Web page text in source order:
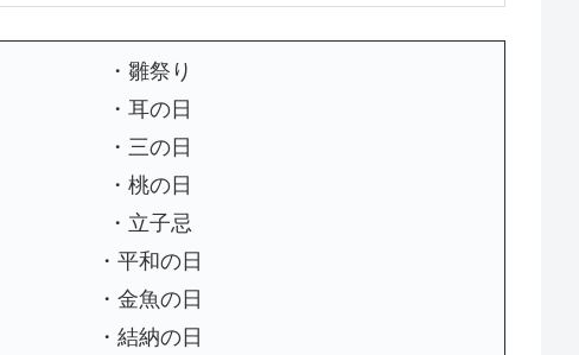
・雛祭り
・耳の日
・三の日
・桃の日
・立子忌
・平和の日
・金魚の日
・結納の日